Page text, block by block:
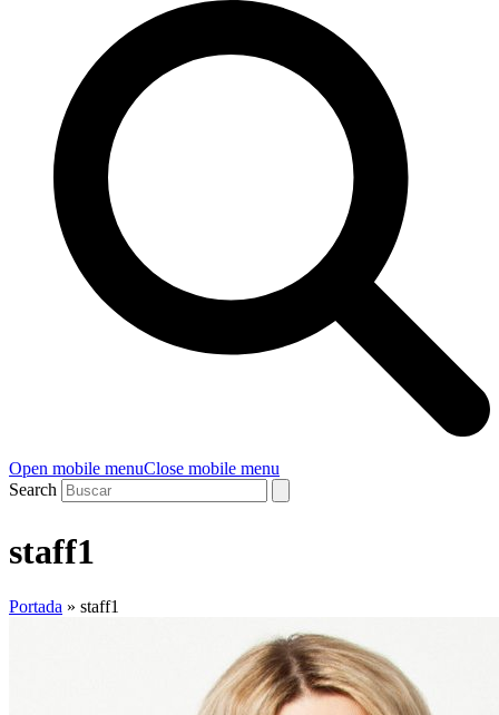
Open mobile menuClose mobile menu
Search
staff1
Portada » staff1